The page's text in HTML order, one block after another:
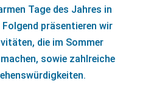
Tage des Jahres in
präsentieren wir
die im Sommer
sowie zahlreiche